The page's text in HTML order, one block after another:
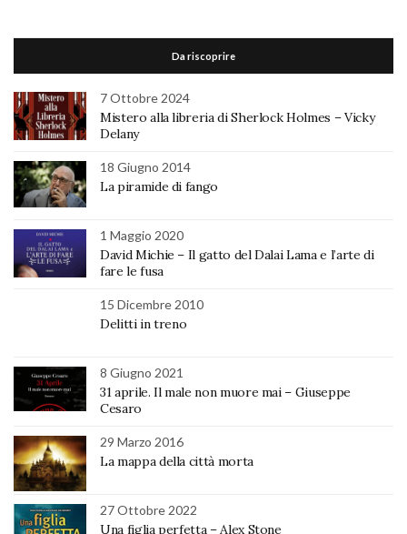
Da riscoprire
7 Ottobre 2024
Mistero alla libreria di Sherlock Holmes – Vicky
Delany
18 Giugno 2014
La piramide di fango
1 Maggio 2020
David Michie – Il gatto del Dalai Lama e l’arte di
fare le fusa
15 Dicembre 2010
Delitti in treno
8 Giugno 2021
31 aprile. Il male non muore mai – Giuseppe
Cesaro
29 Marzo 2016
La mappa della città morta
27 Ottobre 2022
Una figlia perfetta – Alex Stone